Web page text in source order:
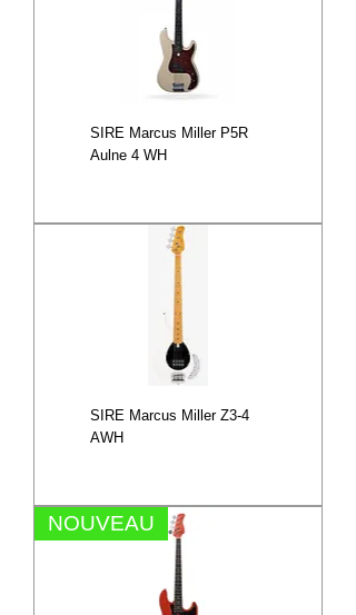
SIRE Marcus Miller P5R
Aulne 4 WH
SIRE Marcus Miller Z3-4
AWH
NOUVEAU